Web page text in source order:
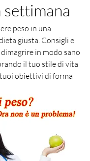
settimana
peso in una
giusta. Consigli e
in modo sano
il tuo stile di vita
obiettivi di forma